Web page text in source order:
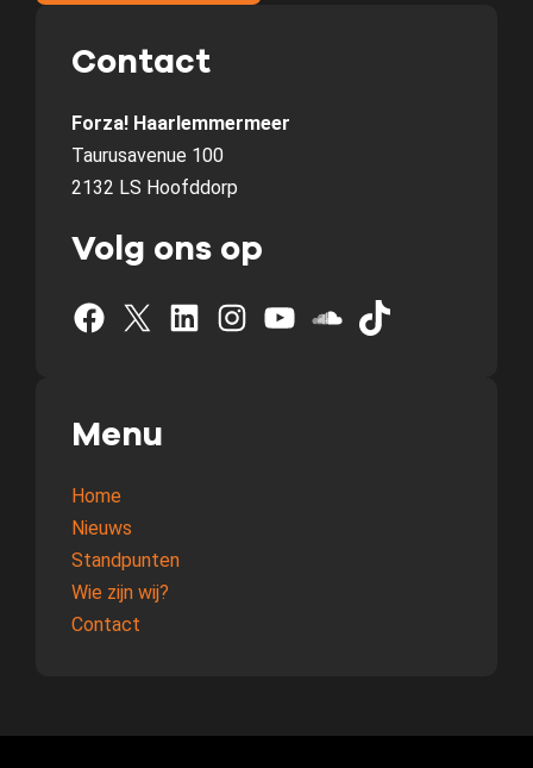
Contact
Forza! Haarlemmermeer
Taurusavenue 100
2132 LS Hoofddorp
Volg ons op
Facebook X LinkedIn Instagram YouTube SoundCloud TikTok
Menu
Home
Nieuws
Standpunten
Wie zijn wij?
Contact